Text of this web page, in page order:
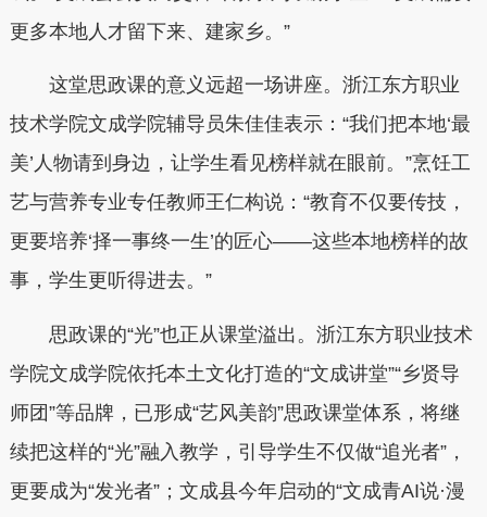
更多本地人才留下来、建家乡。”
这堂思政课的意义远超一场讲座。浙江东方职业
技术学院文成学院辅导员朱佳佳表示：“我们把本地‘最
美’人物请到身边，让学生看见榜样就在眼前。”烹饪工
艺与营养专业专任教师王仁构说：“教育不仅要传技，
更要培养‘择一事终一生’的匠心——这些本地榜样的故
事，学生更听得进去。”
思政课的“光”也正从课堂溢出。浙江东方职业技术
学院文成学院依托本土文化打造的“文成讲堂”“乡贤导
师团”等品牌，已形成“艺风美韵”思政课堂体系，将继
续把这样的“光”融入教学，引导学生不仅做“追光者”，
更要成为“发光者”；文成县今年启动的“文成青AI说·漫